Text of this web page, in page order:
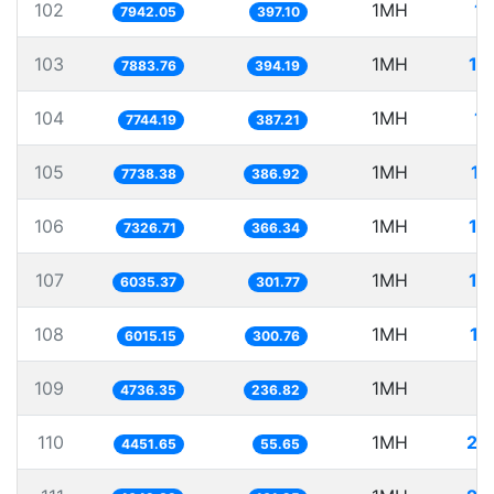
102 7942.05 397.10 1MH
103 7883.76 394.19 1MH
104 7744.19 387.21 1MH
105 7738.38 386.92 1MH
106 7326.71 366.34 1MH
107 6035.37 301.77 1MH
108 6015.15 300.76 1MH
109 4736.35 236.82 1MH
110 4451.65 55.65 1MH